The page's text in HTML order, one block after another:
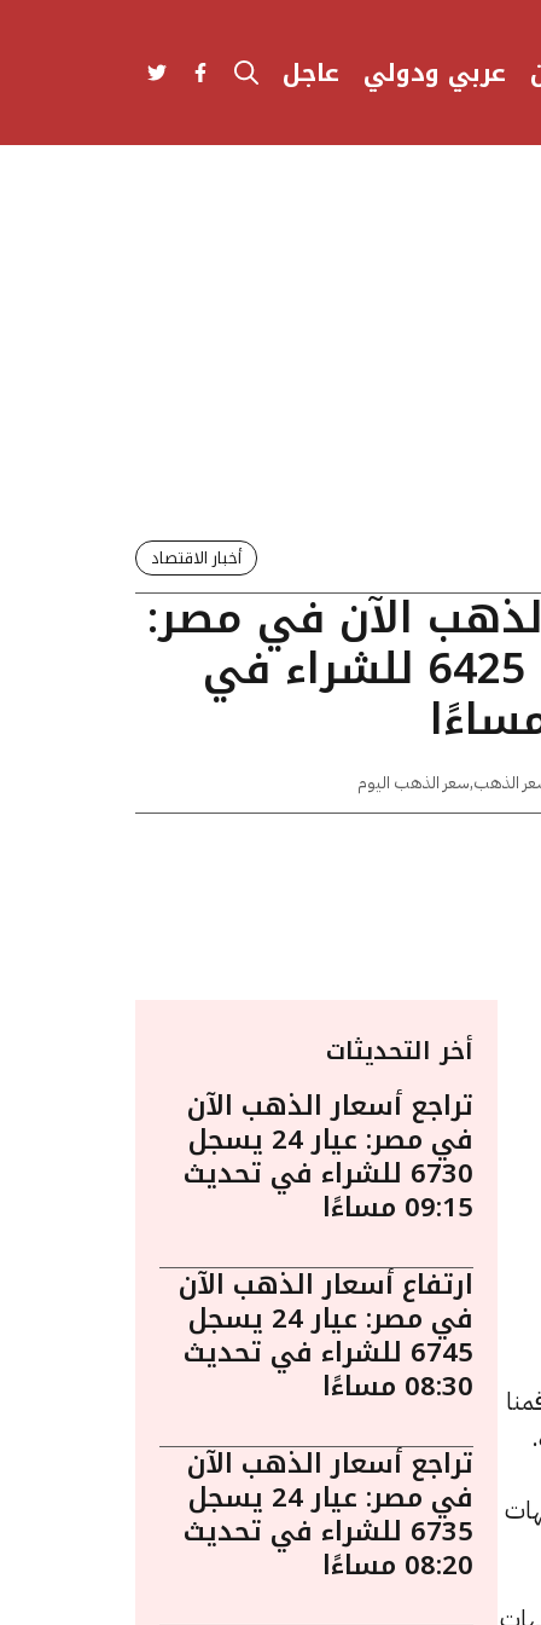
عربي ودولي عاجل
أخبار الاقتصاد
الآن في مصر:
عيار 24 يسجل 6425 للشراء في
الذهب,سعر الذهب اليوم
جنيهًا للشراء، مرتفعًا بقيمة 10 جنيهات
أخر التحديثات
تراجع أسعار الذهب الآن
في مصر: عيار 24 يسجل
6730 للشراء في تحديث
09:15 مساءًا
ارتفاع أسعار الذهب الآن
في مصر: عيار 24 يسجل
6745 للشراء في تحديث
08:30 مساءًا
تراجع أسعار الذهب الآن
في مصر: عيار 24 يسجل
6735 للشراء في تحديث
08:20 مساءًا